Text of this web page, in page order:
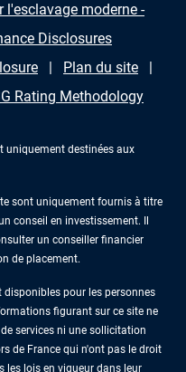
l'esclavage moderne -
Disclosures
Plan du site
Rating Methodology
uniquement destinées aux
sont uniquement fournis à titre
conseil en investissement. Il
un conseiller financier
de placement.
disponibles pour les personnes
figurant sur ce site ne
services ni une sollicitation
de France qui n'ont pas le droit
les lois en vigueur dans leur